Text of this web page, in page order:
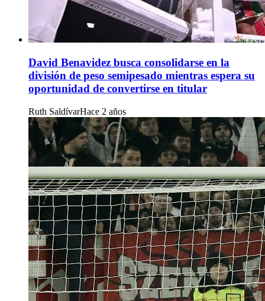
David Benavidez busca consolidarse en la
división de peso semipesado mientras espera su
oportunidad de convertirse en titular
Ruth SaldívarHace 2 años